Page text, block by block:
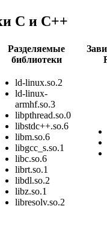
C и C++
Разделяемые
библиотеки
ld-linux.so.2
ld-linux-
armhf.so.3
libpthread.so.0
libstdc++.so.6
libm.so.6
libgcc_s.so.1
libc.so.6
librt.so.1
libdl.so.2
libz.so.1
libresolv.so.2